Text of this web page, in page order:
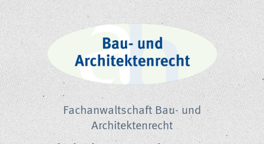
Fachanwaltschaft Bau- und
Architektenrecht